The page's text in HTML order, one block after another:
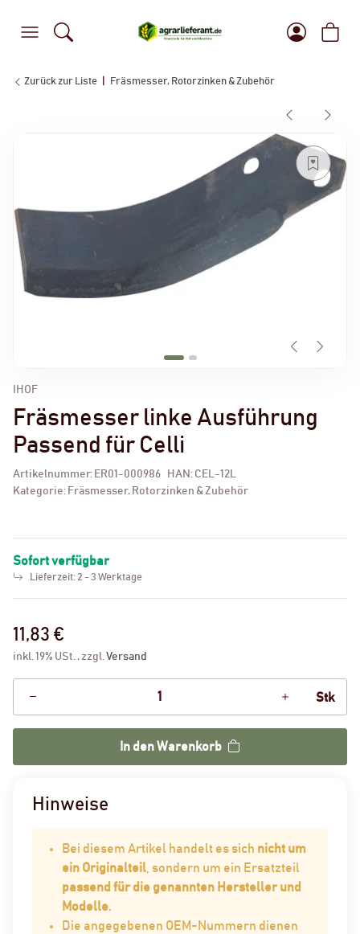
Zurück zur Liste Fräsmesser, Rotorzinken & Zubehör
IHOF
Fräsmesser linke Ausführung
Passend für Celli
Artikelnummer: ER01-000986 HAN: CEL-12L
Kategorie: Fräsmesser, Rotorzinken & Zubehör
Sofort verfügbar
Lieferzeit: 2 - 3 Werktage
11,83 €
inkl. 19% USt. , zzgl.Versand
Stk
In den Warenkorb
Hinweise
Bei diesem Artikel handelt es sich nicht um
ein Originalteil, sondern um ein Ersatzteil
passend für die genannten Hersteller und
Modelle.
Die angegebenen OEM-Nummern dienen